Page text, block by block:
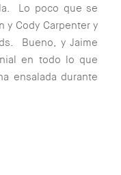
Lo poco que se
y Cody Carpenter y
Bueno, y Jaime
en todo lo que
ensalada durante